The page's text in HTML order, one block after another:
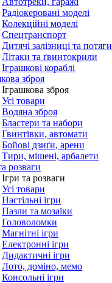
Радіокеровані моделі
Колекційні моделі
Спецтранспорт
Дитячі залізниці та потяги
Літаки та ґвинтокрили
Іграшкові кораблі
зброя
Іграшкова зброя
Усі товари
Водяна зброя
Бластери та набори
Гвинтівки, автомати
Бойові дзиґи, арени
Тири, мішені, арбалети
розваги
Ігри та розваги
Усі товари
Настільні ігри
Пазли та мозаїки
Головоломки
Магнітні ігри
Електронні ігри
Дидактичні ігри
Лото, доміно, мемо
Консольні ігри